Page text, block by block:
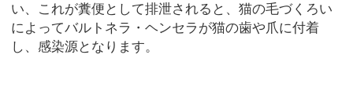
い、これが糞便として排泄されると、猫の毛づくろい
によってバルトネラ・ヘンセラが猫の歯や爪に付着
し、感染源となります。